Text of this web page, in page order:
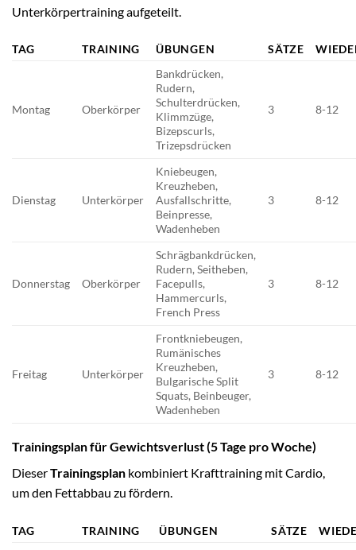
Unterkörpertraining aufgeteilt.
TAG TRAINING ÜBUNGEN SÄTZE
Montag Oberkörper
Bankdrücken,
Rudern,
Schulterdrücken,
Klimmzüge,
Bizepscurls,
Trizepsdrücken
3 8-12
Dienstag Unterkörper
Kniebeugen,
Kreuzheben,
Ausfallschritte,
Beinpresse,
Wadenheben
3 8-12
Donnerstag Oberkörper
Schrägbankdrücken,
Rudern, Seitheben,
Facepulls,
Hammercurls,
French Press
3 8-12
Freitag Unterkörper
Frontkniebeugen,
Rumänisches
Kreuzheben,
Bulgarische Split
Squats, Beinbeuger,
Wadenheben
3 8-12
Trainingsplan für Gewichtsverlust (5 Tage pro Woche)
DieserTrainingsplan kombiniert Krafttraining mit Cardio,
um den Fettabbau zu fördern.
TAG TRAINING ÜBUNGEN SÄTZE